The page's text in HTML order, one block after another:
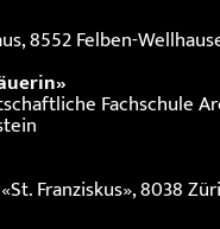
8552 Felben-
Fachschule
Franziskus», 8038